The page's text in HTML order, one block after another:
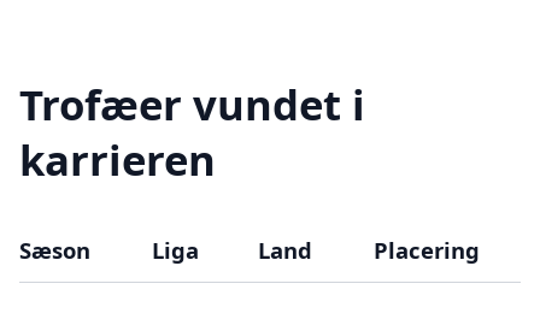
Trofæer vundet i
karrieren
Sæson Liga Land Placering